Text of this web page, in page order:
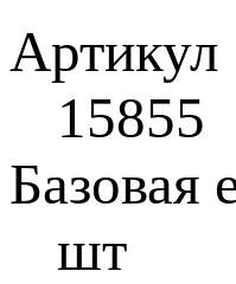
Артикул
15855
Базовая
шт